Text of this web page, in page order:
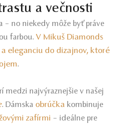
a večnosti
– no niekedy môže byť práve
farbou.V Mikuš Diamonds
eleganciu do dizajnov, ktoré
.
medzi najvýraznejšie v našej
. Dámskaobrúčka kombinuje
zafírmi – ideálne pre